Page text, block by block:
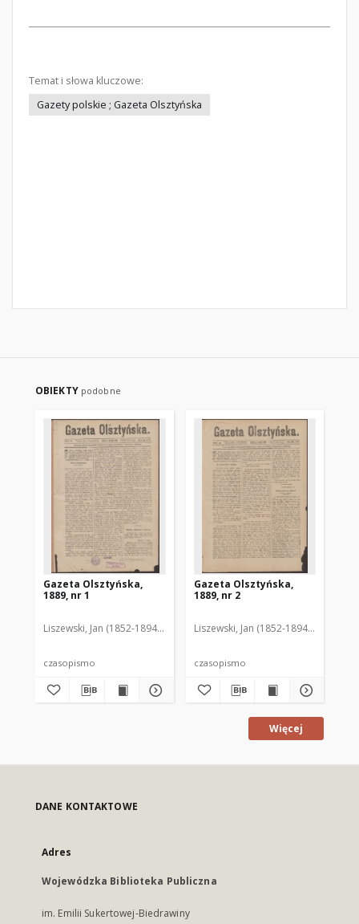
Temat i słowa kluczowe:
Gazety polskie ; Gazeta Olsztyńska
OBIEKTY podobne
Gazeta Olsztyńska,
1889, nr 1
Liszewski, Jan (1852-1894). Red.
czasopismo
Gazeta Olsztyńska,
1889, nr 2
Liszewski, Jan (1852-1894). Red.
czasopismo
Więcej
DANE KONTAKTOWE
Adres
Wojewódzka Biblioteka Publiczna
im. Emilii Sukertowej-Biedrawiny